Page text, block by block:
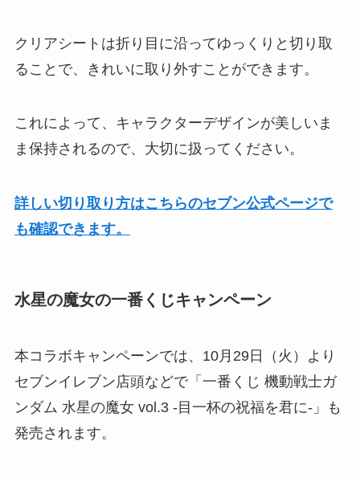
クリアシートは折り目に沿ってゆっくりと切り取
ることで、きれいに取り外すことができます。
これによって、キャラクターデザインが美しいま
ま保持されるので、大切に扱ってください。
詳しい切り取り方はこちらのセブン公式ページで
も確認できます。
水星の魔女の一番くじキャンペーン
本コラボキャンペーンでは、10月29日（火）より
セブンイレブン店頭などで「一番くじ 機動戦士ガ
ンダム 水星の魔女 vol.3 -目一杯の祝福を君に-」も
発売されます。